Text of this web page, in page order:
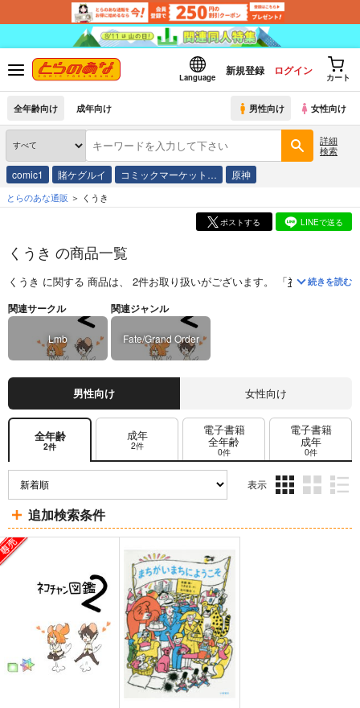
Language
新規登録 ログイン
カート
全年齢向け 成年向け 男性向け 女性向け
詳細
検索
comic1 賭ケグルイ コミックマーケット… 原神
とらのあな通販 くうき
ポストする LINEで送る
くうき の商品一覧
くうき に関する 商品は、 2件お取り扱いがございます。 「ﾈｺﾁｬﾝ図鑑2(
続きを読む
関連サークル
Lmb
関連ジャンル
Fate/Grand Order
男性向け 女性向け
全年齢
2件
成年
2件
電子書籍
全年齢
0件
電子書籍
成年
0件
表示
ム
ム
ム
追加検索条件